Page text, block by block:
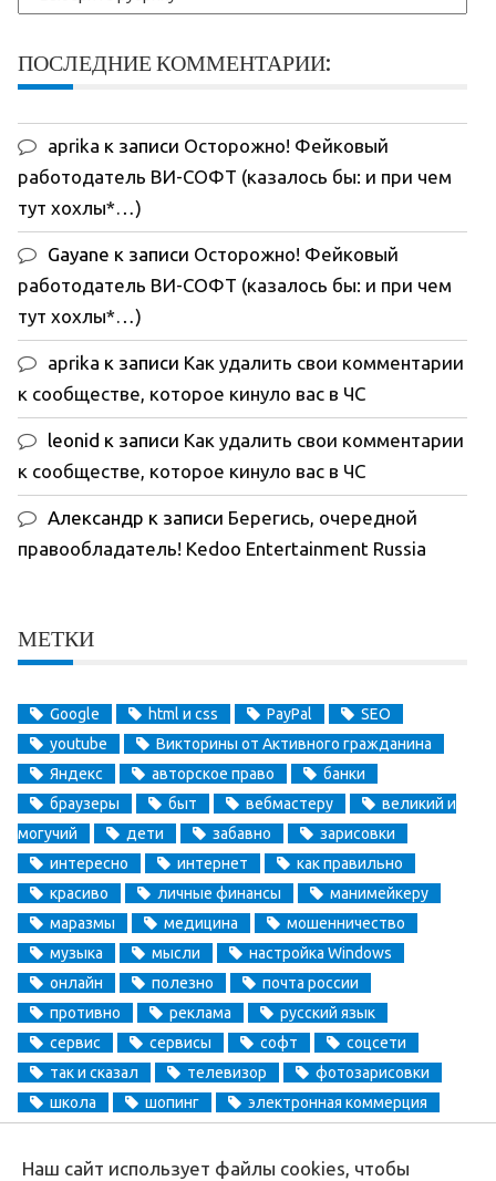
ПОСЛЕДНИЕ КОММЕНТАРИИ:
aprika к записи Осторожно! Фейковый
работодатель ВИ-СОФТ (казалось бы: и при чем
тут хохлы*…)
Gayane к записи Осторожно! Фейковый
работодатель ВИ-СОФТ (казалось бы: и при чем
тут хохлы*…)
aprika к записи Как удалить свои комментарии
к сообществе, которое кинуло вас в ЧС
leonid к записи Как удалить свои комментарии
к сообществе, которое кинуло вас в ЧС
Александр к записи Берегись, очередной
правообладатель! Kedoo Entertainment Russia
МЕТКИ
Google html и css PayPal
SEO
youtube
Викторины от Активного гражданина
Яндекс
авторское право
банки
браузеры
быт вебмастеру
великий и
могучий
дети забавно
зарисовки
интересно
интернет
как правильно
красиво
личные финансы
манимейкеру
маразмы
медицина
мошенничество
музыка
мысли
настройка Windows
онлайн
полезно
почта россии
противно
реклама
русский язык
сервис
сервисы софт
соцсети
так и сказал
телевизор
фотозарисовки
школа
шопинг
электронная коммерция
Наш сайт использует файлы cookies, чтобы